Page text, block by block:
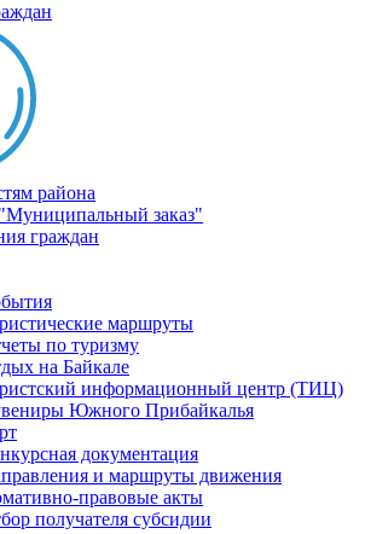
района
заказ"
граждан
маршруты
по туризму
на Байкале
информационный центр (ТИЦ)
Южного Прибайкалья
документация
и маршруты движения
правовые акты
получателя субсидии